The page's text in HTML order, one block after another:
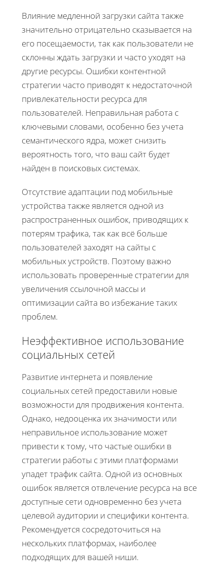
Влияние медленной загрузки сайта также
значительно отрицательно сказывается на
его посещаемости, так как пользователи не
склонны ждать загрузки и часто уходят на
другие ресурсы. Ошибки контентной
стратегии часто приводят к недостаточной
привлекательности ресурса для
пользователей. Неправильная работа с
ключевыми словами, особенно без учета
семантического ядра, может снизить
вероятность того, что ваш сайт будет
найден в поисковых системах.
Отсутствие адаптации под мобильные
устройства также является одной из
распространенных ошибок, приводящих к
потерям трафика, так как всё больше
пользователей заходят на сайты с
мобильных устройств. Поэтому важно
использовать проверенные стратегии для
увеличения ссылочной массы и
оптимизации сайта во избежание таких
проблем.
Неэффективное использование
социальных сетей
Развитие интернета и появление
социальных сетей предоставили новые
возможности для продвижения контента.
Однако, недооценка их значимости или
неправильное использование может
привести к тому, что частые ошибки в
стратегии работы с этими платформами
упадет трафик сайта. Одной из основных
ошибок является отвлечение ресурса на все
доступные сети одновременно без учета
целевой аудитории и специфики контента.
Рекомендуется сосредоточиться на
нескольких платформах, наиболее
подходящих для вашей ниши.